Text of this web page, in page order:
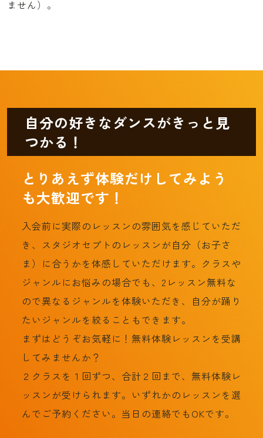
ません）。
自分の好きなダンスがきっと見
つかる！
とりあえず体験だけしてみよう
も大歓迎です！
入会前に実際のレッスンの雰囲気を感じていただ
き、スタジオセプトのレッスンが自分（お子さ
ま）に合うかを体感していただけます。クラスや
ジャンルにお悩みの場合でも、2レッスン無料な
ので異なるジャンルを体験いただき、自分が踊り
たいジャンルを絞ることもできます。
まずはどうぞお気軽に！無料体験レッスンを受講
してみませんか？
２クラスを１回ずつ、合計２回まで、無料体験レ
ッスンが受けられます。いずれかのレッスンを選
んでご予約ください。当日の連絡でもOKです。